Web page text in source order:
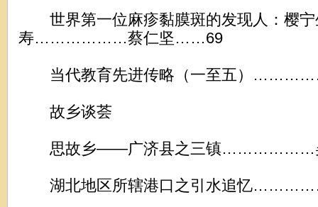
世界第一位麻疹黏膜斑的发现人：樱
寿………………蔡仁坚……69
当代教育先进传略（一至五）
故乡谈荟
思故乡——广济县之三镇………………
湖北地区所辖港口之引水追忆